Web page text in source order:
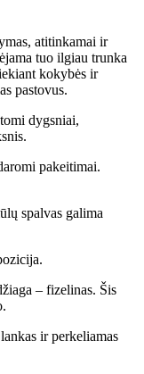
atitinkamai ir
tuo ilgiau trunka
kokybės ir
pastovus.
dygsniai,
pakeitimai.
spalvas galima
– fizelinas. Šis
ir perkeliamas